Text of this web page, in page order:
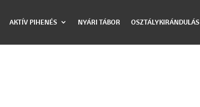
AKTÍV PIHENÉS NYÁRI TÁBOR OSZTÁLYKIRÁNDULÁS